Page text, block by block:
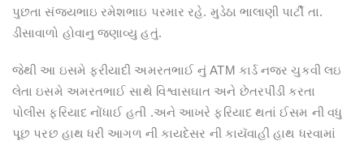
પુછતા સંજયભાઇ રમેશભાઇ પરમાર રહે. મુડેઠા ભાલાણી પાર્ટી તા.
ડીસાવાળો હોવાનુ જણાવ્યુ હતું.
જેથી આ ઇસમે ફરીયાદી અમરતભાઈ નું ATM કાર્ડ નજર ચુકવી લઇ
લેતા ઇસમે અમરતભાઈ સાથે વિશ્વાસઘાત અને છેતરપીંડી કરતા
પોલીસ ફરિયાદ નોંધાઈ હતી .અને આખરે ફરિયાદ થતાં ઈસમ ની વધુ
પૂછ પરછ હાથ ધરી આગળ ની કાયદેસર ની કાયૅવાહી હાથ ધરવામાં